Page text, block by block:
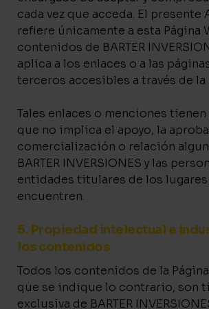
cada vez que acceda. El presente
refiere únicamente a esta Página
contenidos de BARTER
aplica a los enlaces o a las
terceros accesibles a través de la
Tales enlaces o menciones
que no implica el apoyo, la
comercialización o relación
BARTER INVERSIONES y las
entidades titulares de los
encuentren.
5. Propiedad intelectual e
los contenidos
Todos los contenidos de la
que se indique lo contrario, son
exclusiva de BARTER